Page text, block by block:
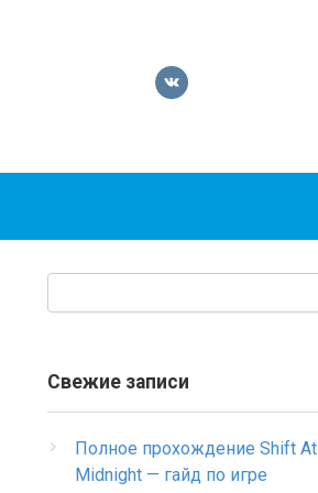
Свежие записи
Полное прохождение Shift At
Midnight — гайд по игре